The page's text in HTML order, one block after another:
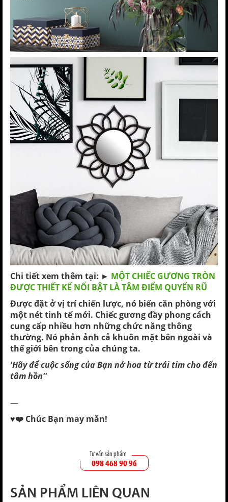
Chi tiết xem thêm tại: ► MỘT CHIẾC GƯƠNG TRÒN
ĐƯỢC THIẾT KẾ NỔI BẬT LÀ TÂM ĐIỂM QUYẾN RŨ
Được đặt ở vị trí chiến lược, nó biến căn phòng với
một nét tinh tế mới. Chiếc gương đầy phong cách
cung cấp nhiều hơn những chức năng thông
thường. Nó phản ảnh cả khuôn mặt bên ngoài và
thế giới bên trong của chúng ta.
'Hãy để cuộc sống của Bạn nở hoa từ trái tim cho đến
tâm hồn''
—
♥️❤️ Chúc Bạn may mắn!
Tư vấn sản phẩm
098 468 90 96
SẢN PHẨM LIÊN QUAN